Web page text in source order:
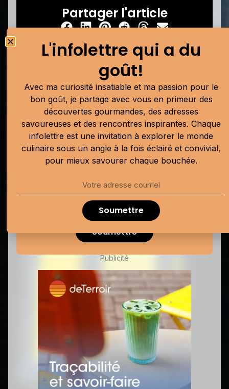
Partager l'article
L'infolettre qui a du goût!
Avec ma curiosité insatiable et ma passion
pour le bon goût, je partage avec vous en
primeur des découvertes gourmandes, des
adresses savoureuses et des rencontres
inspirantes. Chaque infolettre est une
invitation à explorer le monde culinaire sous
un angle à la fois éclairé et convivial, pour
mieux savourer chaque bouchée.
Soumettre
Publicité
L'infolettre qui a du
goût!
Avec ma curiosité insatiable et ma passion pour le
bon goût, je partage avec vous en primeur des
découvertes gourmandes, des adresses
savoureuses et des rencontres inspirantes. Chaque
infolettre est une invitation à explorer le monde
culinaire sous un angle à la fois éclairé et convivial,
pour mieux savourer chaque bouchée.
Soumettre